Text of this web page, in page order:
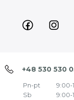
+48 530 530
Pn-pt
9:00-
Sb
9:00-